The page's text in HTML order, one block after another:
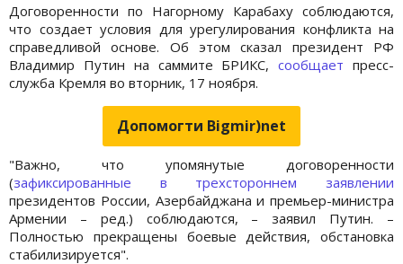
Договоренности по Нагорному Карабаху соблюдаются,
что создает условия для урегулирования конфликта на
справедливой основе. Об этом сказал президент РФ
Владимир Путин на саммите БРИКС,сообщает пресс-
служба Кремля во вторник, 17 ноября.
Допомогти Bigmir)net
"Важно, что упомянутые договоренности
(зафиксированные в трехстороннем заявлении
президентов России, Азербайджана и премьер-министра
Армении – ред.) соблюдаются, – заявил Путин. –
Полностью прекращены боевые действия, обстановка
стабилизируется".